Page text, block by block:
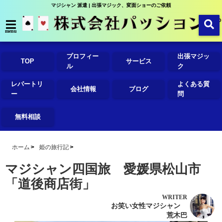
マジシャン 派遣 | 出張マジック、変面ショーのご依頼
menu
TOP
プロフィー
ル
サービス
出張マジッ
ク
レパートリ
ー
会社情報 ブログ
よくある質
問
無料相談
ホーム 姫の旅行記
マジシャン四国旅 愛媛県松山市
「道後商店街」
WRITER
お笑い女性マジシャン
荒木巴